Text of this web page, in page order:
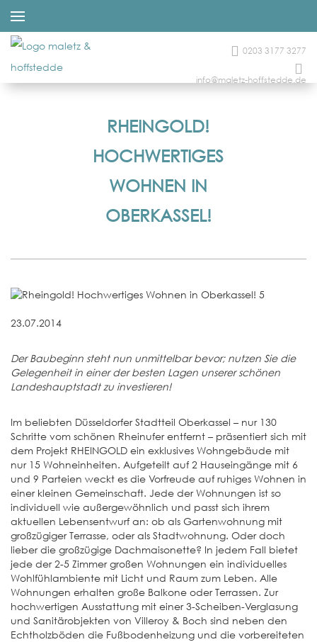
0203 3177 3277
info@maletz-hoffstedde.de
RHEINGOLD!
HOCHWERTIGES
WOHNEN IN
OBERKASSEL!
23.07.2014
Der Baubeginn steht nun unmittelbar bevor; nutzen Sie die
Gelegenheit in einer der besten Lagen unserer schönen
Landeshauptstadt zu investieren!
Im beliebten Düsseldorfer Stadtteil Oberkassel – nur 130
Schritte vom schönen Rheinufer entfernt – präsentiert sich mit
dem Projekt RHEINGOLD ein exklusives Wohngebäude mit
nur 15 Wohneinheiten. Aufgeteilt auf 2 Hauseingänge mit 6
und 9 Parteien weckt es die Vorfreude auf ruhiges Wohnen in
einer kleinen Gemeinschaft. Jede der Wohnungen ist so
individuell wie außergewöhnlich und passt sich ihrem
aktuellen Lebensentwurf an: ob als Gartenwohnung mit
großzügiger Terrasse, oder als Stadtwohnung. Oder doch
lieber die großzügige Dachmaisonette? In jedem Fall bietet
jede der 2-5 Zimmer großen Wohnungen ein individuelles
Wohlfühlambiente mit Licht und Raum zum Leben. Alle
Wohnungen erhalten große Balkone oder Terrassen. Zur
hochwertigen Ausstattung mit einer 3-Scheiben-Verglasung
und Sanitärobjekten von Villeroy & Boch sind neben den
Echtholzböden die Fußbodenheizung und die vorbereiteten